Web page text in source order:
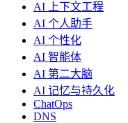
AI 上下文工程
AI 个人助手
AI 个性化
AI 智能体
AI 第二大脑
AI 记忆与持久化
ChatOps
DNS